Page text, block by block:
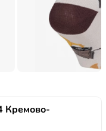
Кремово-